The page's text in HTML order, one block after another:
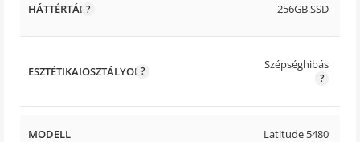
HÁTTÉRTÁR 256GB SSD
ESZTÉTIKAIOSZTÁLYOK Szépséghibás
MODELL Latitude 5480